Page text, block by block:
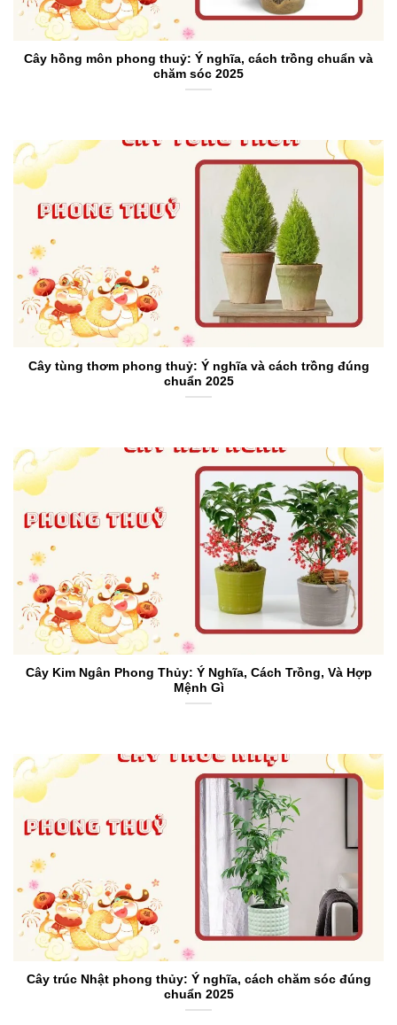
Cây hồng môn phong thuỷ: Ý nghĩa, cách trồng chuẩn và
chăm sóc 2025
Cây tùng thơm phong thuỷ: Ý nghĩa và cách trồng đúng
chuẩn 2025
Cây Kim Ngân Phong Thủy: Ý Nghĩa, Cách Trồng, Và Hợp
Mệnh Gì
Cây trúc Nhật phong thủy: Ý nghĩa, cách chăm sóc đúng
chuẩn 2025